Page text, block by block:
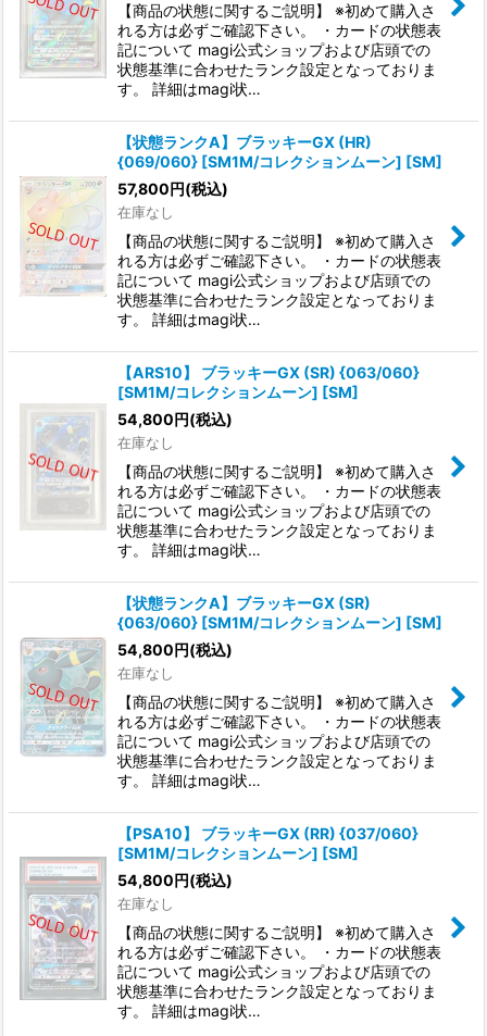
【商品の状態に関するご説明】 ※初めて購入さ
れる方は必ずご確認下さい。 ・カードの状態表
記について magi公式ショップおよび店頭での
状態基準に合わせたランク設定となっておりま
す。 詳細はmagi状…
【状態ランクA】ブラッキーGX (HR)
{069/060} [SM1M/コレクションムーン] [SM]
57,800円(税込)
在庫なし
【商品の状態に関するご説明】 ※初めて購入さ
れる方は必ずご確認下さい。 ・カードの状態表
記について magi公式ショップおよび店頭での
状態基準に合わせたランク設定となっておりま
す。 詳細はmagi状…
【ARS10】 ブラッキーGX (SR) {063/060}
[SM1M/コレクションムーン] [SM]
54,800円(税込)
在庫なし
【商品の状態に関するご説明】 ※初めて購入さ
れる方は必ずご確認下さい。 ・カードの状態表
記について magi公式ショップおよび店頭での
状態基準に合わせたランク設定となっておりま
す。 詳細はmagi状…
【状態ランクA】ブラッキーGX (SR)
{063/060} [SM1M/コレクションムーン] [SM]
54,800円(税込)
在庫なし
【商品の状態に関するご説明】 ※初めて購入さ
れる方は必ずご確認下さい。 ・カードの状態表
記について magi公式ショップおよび店頭での
状態基準に合わせたランク設定となっておりま
す。 詳細はmagi状…
【PSA10】 ブラッキーGX (RR) {037/060}
[SM1M/コレクションムーン] [SM]
54,800円(税込)
在庫なし
【商品の状態に関するご説明】 ※初めて購入さ
れる方は必ずご確認下さい。 ・カードの状態表
記について magi公式ショップおよび店頭での
状態基準に合わせたランク設定となっておりま
す。 詳細はmagi状…